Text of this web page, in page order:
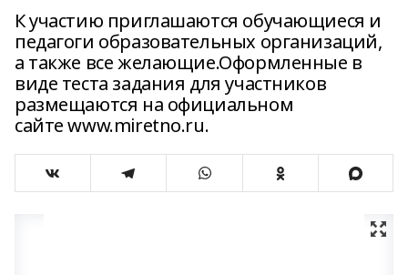
К участию приглашаются обучающиеся и
педагоги образовательных организаций,
а также все желающие.Оформленные в
виде теста задания для участников
размещаются на официальном
сайте www.miretno.ru.